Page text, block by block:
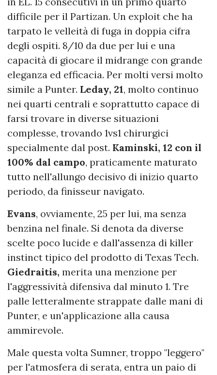
difficile per il Partizan. Un exploit che ha
tarpato le velleità di fuga in doppia cifra
degli ospiti. 8/10 da due per lui e una
capacità di giocare il midrange con grande
eleganza ed efficacia. Per molti versi molto
simile a Punter. Leday, 21, molto continuo
nei quarti centrali e soprattutto capace di
farsi trovare in diverse situazioni
complesse, trovando 1vs1 chirurgici
specialmente dal post. Kaminski, 12 con il
100% dal campo, praticamente maturato
tutto nell'allungo decisivo di inizio quarto
periodo, da finisseur navigato.
Evans, ovviamente, 25 per lui, ma senza
benzina nel finale. Si denota da diverse
scelte poco lucide e dall'assenza di killer
instinct tipico del prodotto di Texas Tech.
Giedraitis, merita una menzione per
l'aggressività difensiva dal minuto 1. Tre
palle letteralmente strappate dalle mani di
Punter, e un'applicazione alla causa
ammirevole.
Male questa volta Sumner, troppo "leggero"
per l'atmosfera di serata, entra un paio di